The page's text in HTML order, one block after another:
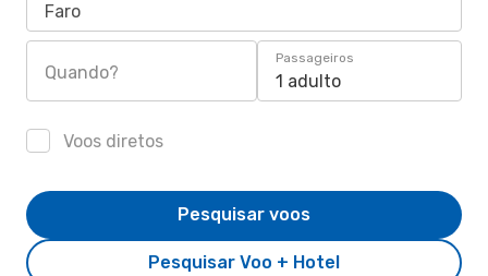
Faro
Quando?
Passageiros
1 adulto
Voos diretos
Pesquisar Voo + Hotel
Pesquisar voos